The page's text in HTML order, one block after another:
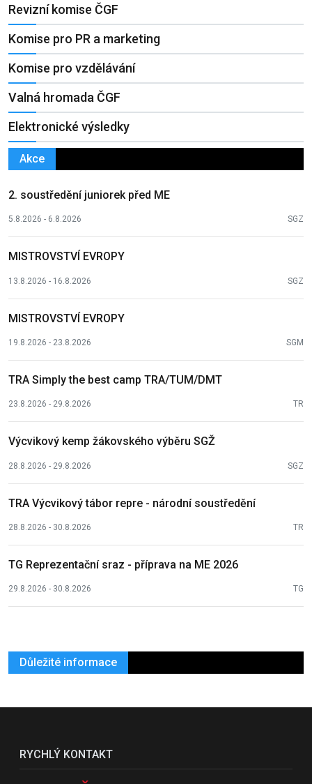
Revizní komise ČGF
Komise pro PR a marketing
Komise pro vzdělávání
Valná hromada ČGF
Elektronické výsledky
Akce
2. soustředění juniorek před ME
5.8.2026 - 6.8.2026 SGZ
MISTROVSTVÍ EVROPY
13.8.2026 - 16.8.2026 SGZ
MISTROVSTVÍ EVROPY
19.8.2026 - 23.8.2026 SGM
TRA Simply the best camp TRA/TUM/DMT
23.8.2026 - 29.8.2026 TR
Výcvikový kemp žákovského výběru SGŽ
28.8.2026 - 29.8.2026 SGZ
TRA Výcvikový tábor repre - národní soustředění
28.8.2026 - 30.8.2026 TR
TG Reprezentační sraz - příprava na ME 2026
29.8.2026 - 30.8.2026 TG
Důležité informace
RYCHLÝ KONTAKT